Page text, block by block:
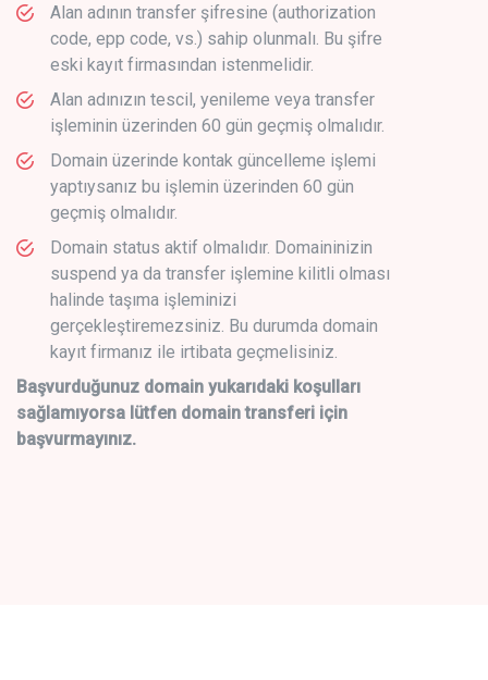
Alan adının transfer şifresine (authorization
code, epp code, vs.) sahip olunmalı. Bu şifre
eski kayıt firmasından istenmelidir.
Alan adınızın tescil, yenileme veya transfer
işleminin üzerinden 60 gün geçmiş olmalıdır.
Domain üzerinde kontak güncelleme işlemi
yaptıysanız bu işlemin üzerinden 60 gün
geçmiş olmalıdır.
Domain status aktif olmalıdır. Domaininizin
suspend ya da transfer işlemine kilitli olması
halinde taşıma işleminizi
gerçekleştiremezsiniz. Bu durumda domain
kayıt firmanız ile irtibata geçmelisiniz.
Başvurduğunuz domain yukarıdaki koşulları
sağlamıyorsa lütfen domain transferi için
başvurmayınız.